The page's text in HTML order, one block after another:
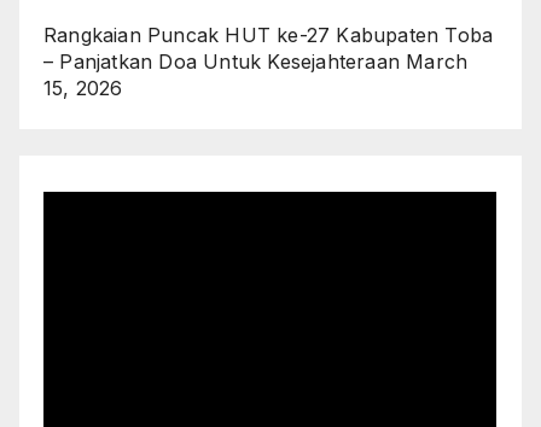
Rangkaian Puncak HUT ke-27 Kabupaten Toba
– Panjatkan Doa Untuk Kesejahteraan March
15, 2026